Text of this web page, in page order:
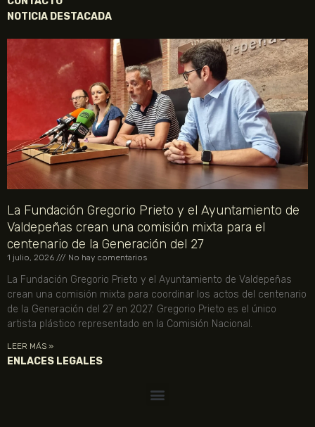
NOTICIA DESTACADA
La Fundación Gregorio Prieto y el Ayuntamiento de
Valdepeñas crean una comisión mixta para el
centenario de la Generación del 27
1 julio, 2026 No hay comentarios
La Fundación Gregorio Prieto y el Ayuntamiento de Valdepeñas
crean una comisión mixta para coordinar los actos del centenario
de la Generación del 27 en 2027. Gregorio Prieto es el único
artista plástico representado en la Comisión Nacional.
LEER MÁS »
ENLACES LEGALES